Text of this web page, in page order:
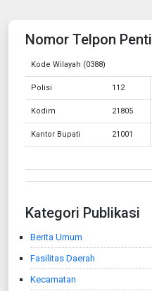
Nomor Telpon
Kode Wilayah (0388)
Polisi 112
Kodim 21805
Kantor Bupati 21001
Kategori Publikasi
Berita Umum
Fasilitas Daerah
Kecamatan